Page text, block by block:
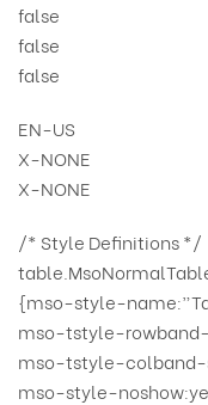
false
false
false
EN-US
X-NONE
X-NONE
/* Style Definitions */
{mso-style-
mso-tstyle-
mso-tstyle-colband-
mso-style-